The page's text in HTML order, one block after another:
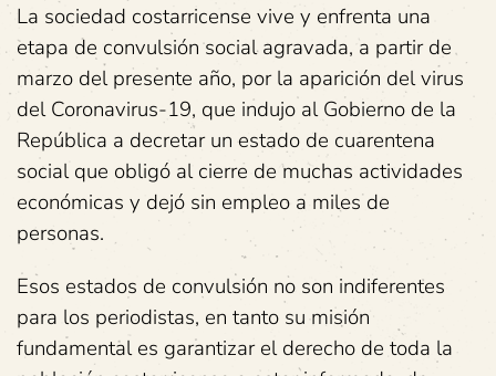
La sociedad costarricense vive y enfrenta una
etapa de convulsión social agravada, a partir de
marzo del presente año, por la aparición del virus
del Coronavirus-19, que indujo al Gobierno de la
República a decretar un estado de cuarentena
social que obligó al cierre de muchas actividades
económicas y dejó sin empleo a miles de
personas.
Esos estados de convulsión no son indiferentes
para los periodistas, en tanto su misión
fundamental es garantizar el derecho de toda la